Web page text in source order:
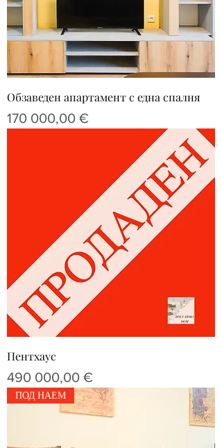
Обзаведен апартамент с една спалня
Цена
170 000,00 €
Пентхаус
Цена
490 000,00 €
ПОД НАЕМ